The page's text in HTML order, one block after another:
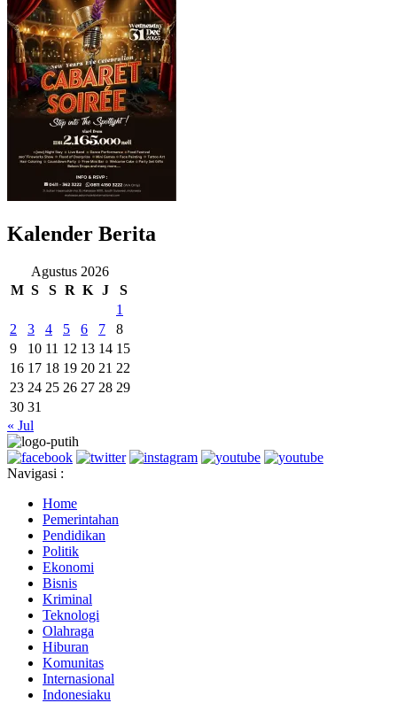
Kalender Berita
Agustus 2026
M S S R K J
S
1
2
3 4 5 6 7
8
9
10 11 12 13 14 15
16 17 18 19 20 21 22
23 24 25 26 27 28 29
30 31
« Jul
Navigasi :
Home
Pemerintahan
Pendidikan
Politik
Ekonomi
Bisnis
Kriminal
Teknologi
Olahraga
Hiburan
Komunitas
Internasional
Indonesiaku